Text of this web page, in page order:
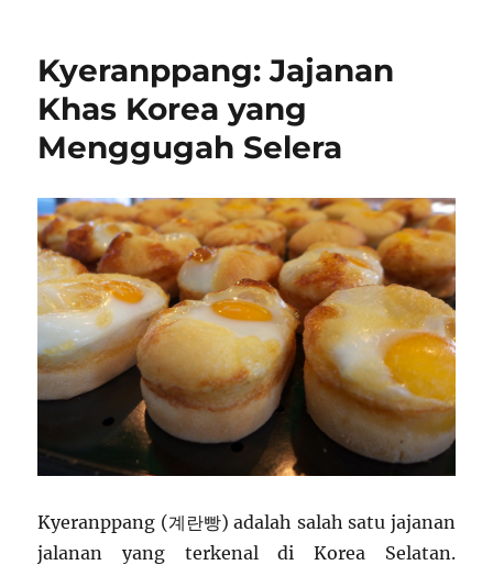
Kyeranppang: Jajanan
Khas Korea yang
Menggugah Selera
Kyeranppang (계란빵) adalah salah satu jajanan
jalanan yang terkenal di Korea Selatan.